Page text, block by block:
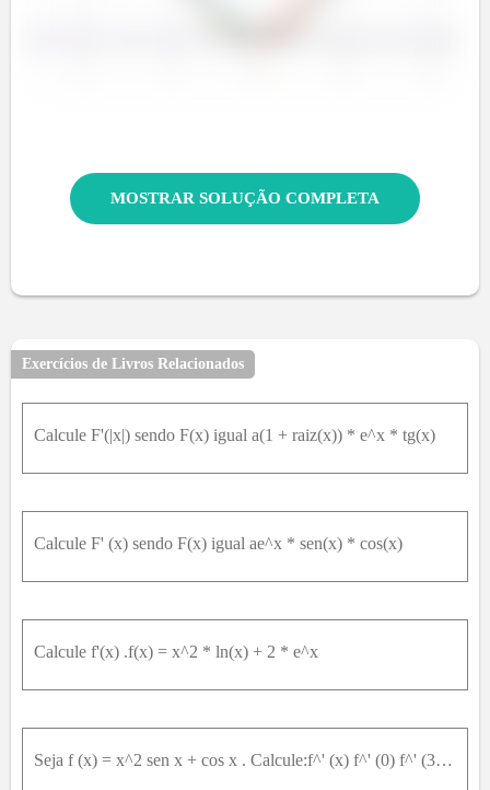
MOSTRAR SOLUÇÃO COMPLETA
Exercícios de Livros Relacionados
Calcule F'(|x|) sendo F(x) igual a(1 + raiz(x)) * e^x * tg(x)
Calcule F' (x) sendo F(x) igual ae^x * sen(x) * cos(x)
Calcule f'(x) .f(x) = x^2 * ln(x) + 2 * e^x
Seja f (x) = x^2 sen x + cos x . Calcule:f^' (x) f^' (0) f^' (3 a) f^' (x^2)